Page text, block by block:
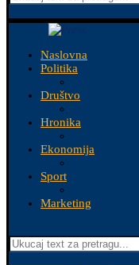
Naslovna
Politika
Društvo
Hronika
Ekonomija
Sport
Marketing